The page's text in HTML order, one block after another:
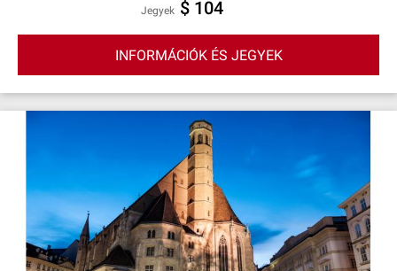
Jegyek $ 104
INFORMÁCIÓK ÉS JEGYEK